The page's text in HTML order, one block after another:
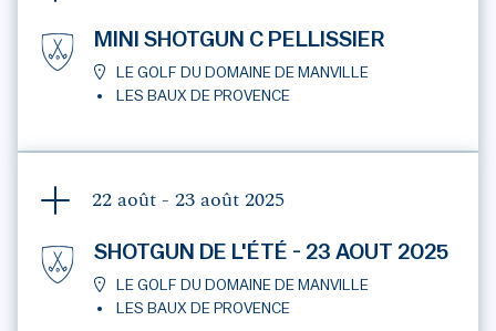
MINI SHOTGUN C PELLISSIER
LE GOLF DU DOMAINE DE MANVILLE
LES BAUX DE PROVENCE
22 août - 23 août 2025
SHOTGUN DE L'ÉTÉ - 23 AOUT 2025
LE GOLF DU DOMAINE DE MANVILLE
LES BAUX DE PROVENCE